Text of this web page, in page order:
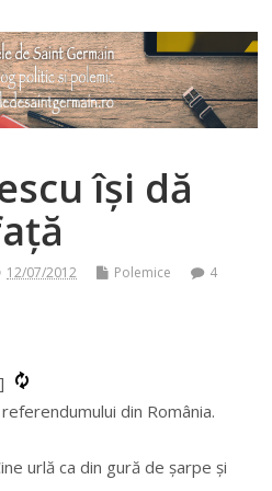
își dă
12/07/2012 Polemice
4
]
din România.
urlă ca din gură de șarpe și